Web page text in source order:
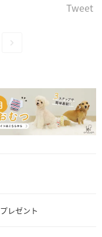
Tweet
プレゼント